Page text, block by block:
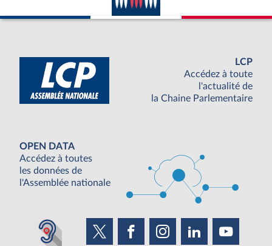
LCP
Accédez à toute
l'actualité de
la Chaine Parlementaire
OPEN DATA
Accédez à toutes
les données de
l'Assemblée nationale